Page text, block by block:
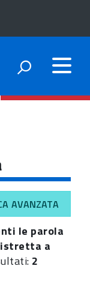
AVANZATA
le parola
a
2